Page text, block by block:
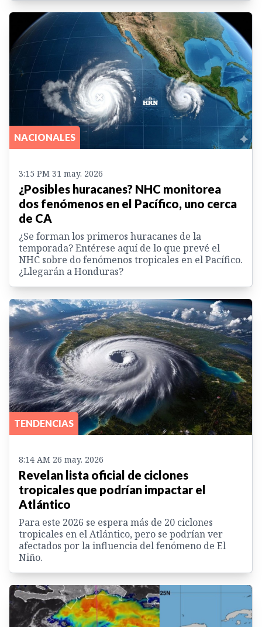
NACIONALES
3:15 PM 31 may. 2026
¿Posibles huracanes? NHC monitorea
dos fenómenos en el Pacífico, uno cerca
de CA
¿Se forman los primeros huracanes de la
temporada? Entérese aquí de lo que prevé el
NHC sobre do fenómenos tropicales en el Pacífico.
¿Llegarán a Honduras?
TENDENCIAS
8:14 AM 26 may. 2026
Revelan lista oficial de ciclones
tropicales que podrían impactar el
Atlántico
Para este 2026 se espera más de 20 ciclones
tropicales en el Atlántico, pero se podrían ver
afectados por la influencia del fenómeno de El
Niño.